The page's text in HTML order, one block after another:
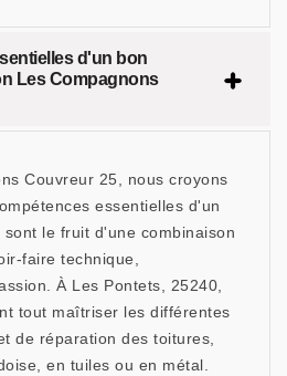
d'un bon
Les Compagnons
Couvreur 25, nous croyons
essentielles d'un
le fruit d'une combinaison
faire technique,
À Les Pontets, 25240,
tout maîtriser les différentes
de réparation des toitures,
en tuiles ou en métal.